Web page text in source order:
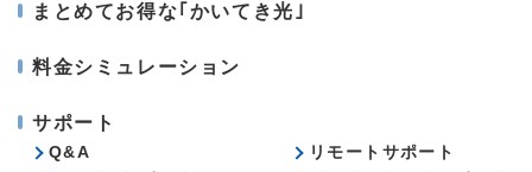
まとめてお得な｢かいてき光｣
料金シミュレーション
サポート
Q&A
リモートサポート